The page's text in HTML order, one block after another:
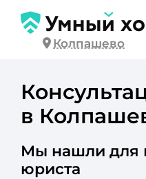
Колпашево
в
Мы нашли для
юриста